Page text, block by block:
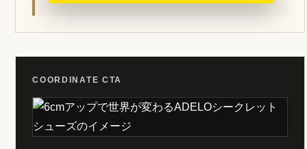
COORDINATE CTA